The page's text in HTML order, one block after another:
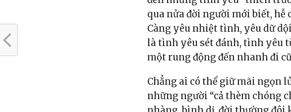
qua nửa đời người mới biết, hễ
Càng yêu nhiệt tình, yêu dữ
là tình yêu sét đánh, tình yêu
một rung động đến nhanh đi
Chẳng ai có thể giữ mãi ngọn
những người “cả thèm chóng